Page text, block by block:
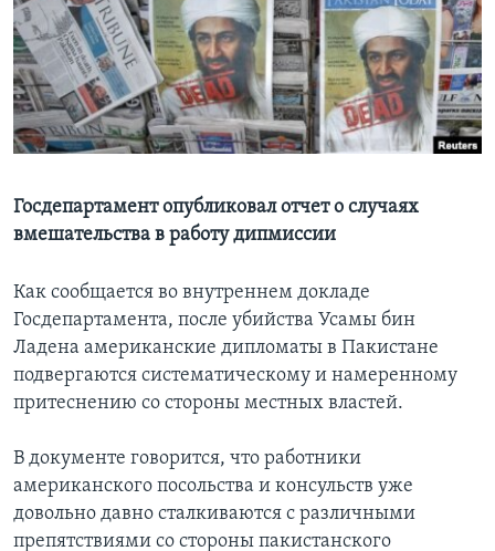
Learning English
СОЦИАЛЬНЫЕ СЕТИ
Языки
Госдепартамент опубликовал отчет о случаях
вмешательства в работу дипмиссии
Как сообщается во внутреннем докладе
Госдепартамента, после убийства Усамы бин
Ладена американские дипломаты в Пакистане
подвергаются систематическому и намеренному
притеснению со стороны местных властей.
В документе говорится, что работники
американского посольства и консульств уже
довольно давно сталкиваются с различными
препятствиями со стороны пакистанского